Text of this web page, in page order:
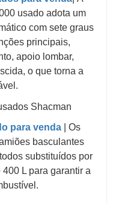
usado adota um
com sete graus
principais,
apoio lombar,
o que torna a
para venda
Os
basculantes
substituídos por
L para garantir a